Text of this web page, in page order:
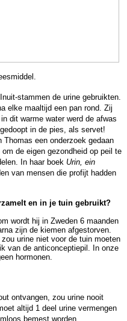
stammen de urine gebruikten.
elke maaltijd een pan rond. Zij
dit warme water werd de afwas
in de pies, als servet!
Thomas een onderzoek gedaan
de eigen gezondheid op peil te
In haar boek Urin, ein
van mensen die profijt hadden
en in je tuin gebruikt?
wordt hij in Zweden 6 maanden
zijn de kiemen afgestorven.
urine niet voor de tuin moeten
van de anticonceptiepil. In onze
hormonen.
ontvangen, zou urine nooit
altijd 1 deel urine vermengen
bemest worden.